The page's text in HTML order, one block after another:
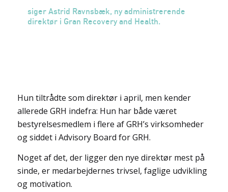
siger Astrid Ravnsbæk, ny administrerende
direktør i Gran Recovery and Health.
Hun tiltrådte som direktør i april, men kender
allerede GRH indefra: Hun har både været
bestyrelsesmedlem i flere af GRH’s virksomheder
og siddet i Advisory Board for GRH.
Noget af det, der ligger den nye direktør mest på
sinde, er medarbejdernes trivsel, faglige udvikling
og motivation.